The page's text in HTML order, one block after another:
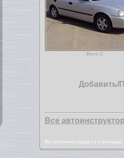
Фото 2.
Добавить/
Все
Вы попалина сюда со